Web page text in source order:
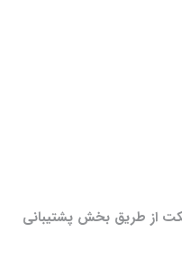
از طریق بخش پشتیبانی